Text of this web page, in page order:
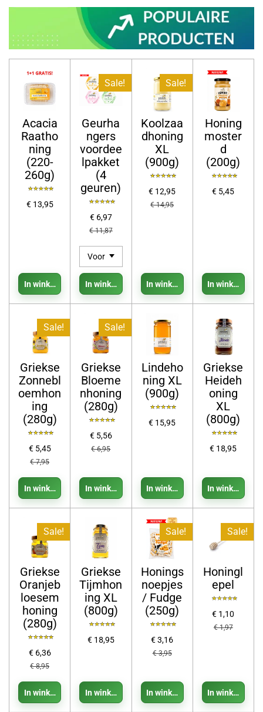
Acacia
Raatho
ning
(220-
260g)
€ 13,95
In winkelwagen
Sale!
Geurha
ngers
voordee
lpakket
(4
geuren)
€ 6,97
€ 11,87
In winkelwagen
Sale!
Koolzaa
dhoning
XL
(900g)
€ 12,95
€ 14,95
In winkelwagen
Honing
moster
d
(200g)
€ 5,45
In
Sale!
Griekse
Zonnebl
oemhon
ing
(280g)
€ 5,45
€ 7,95
In winkelwagen
Sale!
Griekse
Bloeme
nhoning
(280g)
€ 5,56
€ 6,95
In winkelwagen
Lindeho
ning XL
(900g)
€ 15,95
In winkelwagen
Griekse
Heideh
oning
XL
(800g)
€ 18,95
In
Sale!
Griekse
Oranjeb
loesem
honing
(280g)
€ 6,36
€ 8,95
In winkelwagen
Griekse
Tijmhon
ing XL
(800g)
€ 18,95
In winkelwagen
Sale!
Honings
noepjes
/ Fudge
(250g)
€ 3,16
€ 3,95
In winkelwagen
Sale!
Honingl
epel
€ 1,10
€ 1,97
In